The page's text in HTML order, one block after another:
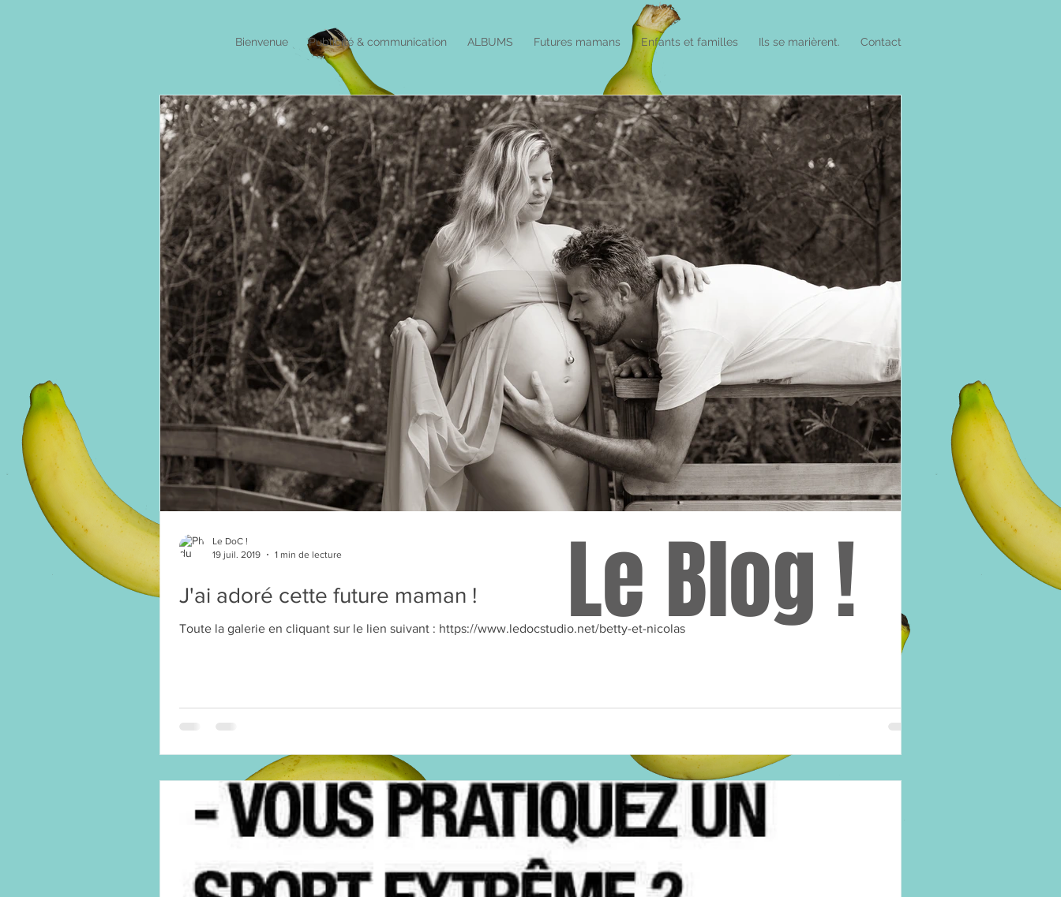
Bienvenue Publicité & communication ALBUMS Futures mamans Enfants et familles Ils se marièrent. Contact
J'ai adoré cette future maman !
Toute la galerie en cliquant sur le lien suivant : https://www.ledocstudio.net/betty-et-nicolas
Le DoC !
19 juil. 2019
1 min de lecture Le Blog !